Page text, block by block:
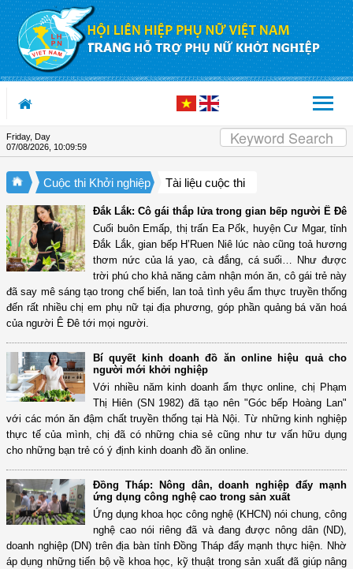
Skip to Content
Friday, Day
07/08/2026 10:10:00
Cuộc thi Khởi nghiệp Tài liệu cuộc thi
Đắk Lắk: Cô gái thắp lửa trong gian bếp người Ê Đê
Cuối buôn Emấp, thị trấn Ea Pốk, huyện Cư Mgar, tỉnh
Đắk Lắk, gian bếp H’Ruen Niê lúc nào cũng toả hương
thơm nức của lá yao, cà đắng, cá suối… Như được
trời phú cho khả năng cảm nhận món ăn, cô gái trẻ này
đã say mê sáng tạo trong chế biến, lan toả tình yêu ẩm thực truyền thống
đến rất nhiều chị em phụ nữ tại địa phương, góp phần quảng bá văn hoá
của người Ê Đê tới mọi người.
Bí quyết kinh doanh đồ ăn online hiệu quả cho
người mới khởi nghiệp
Với nhiều năm kinh doanh ẩm thực online, chị Phạm
Thị Hiên (SN 1982) đã tạo nên "Góc bếp Hoàng Lan"
với các món ăn đậm chất truyền thống tại Hà Nội. Từ những kinh nghiệp
thực tế của mình, chị đã có những chia sẻ cũng như tư vấn hữu dụng
cho những bạn trẻ có ý định kinh doanh đồ ăn online.
Đồng Tháp: Nông dân, doanh nghiệp đẩy mạnh
ứng dụng công nghệ cao trong sản xuất
Ứng dụng khoa học công nghệ (KHCN) nói chung, công
nghệ cao nói riêng đã và đang được nông dân (ND),
doanh nghiệp (DN) trên địa bàn tỉnh Đồng Tháp đẩy mạnh thực hiện. Nhờ
áp dụng những tiến bộ về khoa học, kỹ thuật trong sản xuất đã giúp nâng